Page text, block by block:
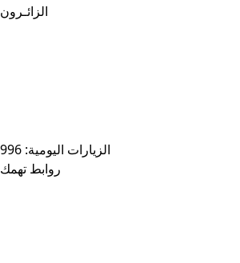
الزائـرون
الزيارات اليومية: 996
روابط تهمك